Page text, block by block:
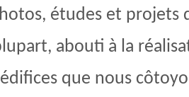
études et projets
abouti à la
que nous